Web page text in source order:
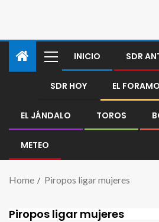
INICIO SDR
SDR HOY EL
EL JÁNDALO TOROS
METEO
Home Piropos ligar mujeres
Piropos ligar mujeres